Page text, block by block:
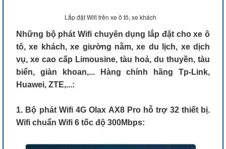
Lắp đặt Wifi trên xe ô tô, xe khách
Những bộ phát Wifi chuyên dụng lắp đặt cho xe ô
tô, xe khách, xe giường nằm, xe du lịch, xe dịch
vụ, xe cao cấp Limousine, tàu hoả, du thuyền, tàu
biển, giàn khoan,... Hàng chính hãng Tp-Link,
Huawei, ZTE,...:
1. Bộ phát Wifi 4G Olax AX8 Pro hỗ trợ 32 thiết bị.
Wifi chuẩn Wifi 6 tốc độ 300Mbps: